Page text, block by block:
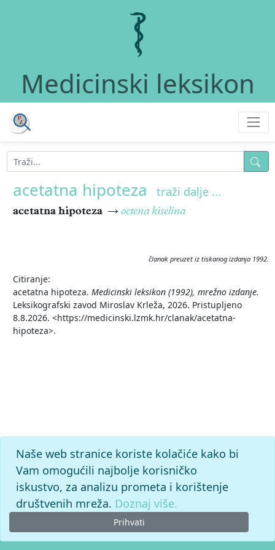
Medicinski leksikon
acetatna hipoteza traži dalje ...
acetatna hipoteza → octena kiselina
članak preuzet iz tiskanog izdanja 1992.
Citiranje:
acetatna hipoteza. Medicinski leksikon (1992), mrežno izdanje.
Leksikografski zavod Miroslav Krleža, 2026. Pristupljeno
8.8.2026. <https://medicinski.lzmk.hr/clanak/acetatna-
hipoteza>.
Naše web stranice koriste kolačiće kako bi
Vam omogućili najbolje korisničko
iskustvo, za analizu prometa i korištenje
društvenih mreža. Doznaj više.
Prihvati
© 2026. -Leksikografski zavodMiroslav Krleža